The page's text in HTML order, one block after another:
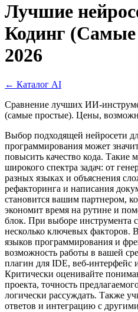
Лучшие
Кодинг
2026
← Каталог AI
Сравнение лучших ИИ-
(самые простые). Цены,
Выбор подходящей нейросети
программирования может
повысить качество кода.
широкого спектра задач: от
разных языках и объяснения
рефакторинга и написания
становится вашим партнером,
экономит время на рутине и
блок. При выборе инструмента
несколько ключевых факторов.
языков программирования и
возможность работы в вашей
плагин для IDE, веб-интерфейс
Критически оценивайте
проекта, точность
логически рассуждать. Также
ответов и интеграцию с